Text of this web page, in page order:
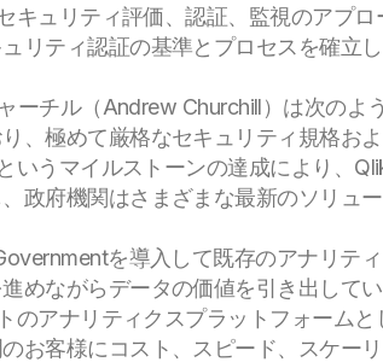
ュリティ評価、認証、監視のアプロ
リティ認証の基準とプロセスを確立
チル（Andrew Churchill）は次のよ
、極めて厳格なセキュリティ規格お
うマイルストーンの達成により、
政府機関はさまざまな最新のソリュ
を導入して既存のアナリテ
めながらデータの価値を引き出して
アナリティクスプラットフォーム
お客様にコスト、スピード、スケー